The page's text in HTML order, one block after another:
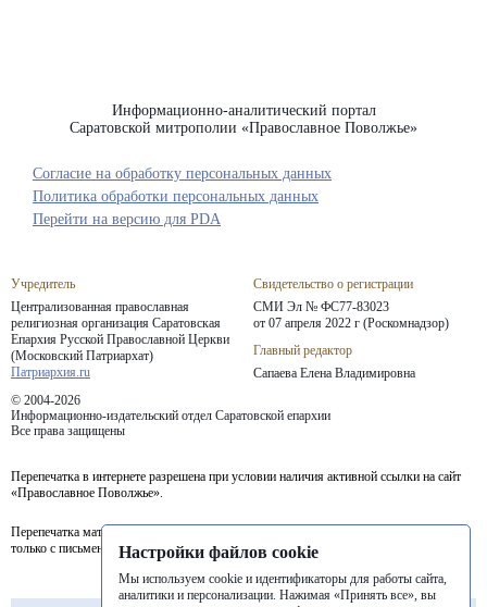
Информационно-аналитический портал
Саратовской митрополии «Православное Поволжье»
Учредитель
Централизованная православная
религиозная организация Саратовская
Епархия Русской Православной Церкви
(Московский Патриархат)
Патриархия.ru
Свидетельство о регистрации
СМИ Эл № ФС77-83023
от 07 апреля 2022 г (Роскомнадзор)
Главный редактор
Сапаева Елена Владимировна
© 2004-2026
Информационно-издательский отдел Саратовской епархии
Все права защищены
Согласие на обработку персональных данных
Политика обработки персональных данных
Перепечатка в интернете разрешена при условии наличия активной ссылки на сайт
«Православное Поволжье».
Перепечатка материалов портала в печатных изданиях (книгах, прессе) возможна
только с письменного разрешения редакции.
Перейти на версию для PDA
Настройки файлов cookie
Мы используем cookie и идентификаторы для работы сайта,
аналитики и персонализации. Нажимая «Принять все», вы